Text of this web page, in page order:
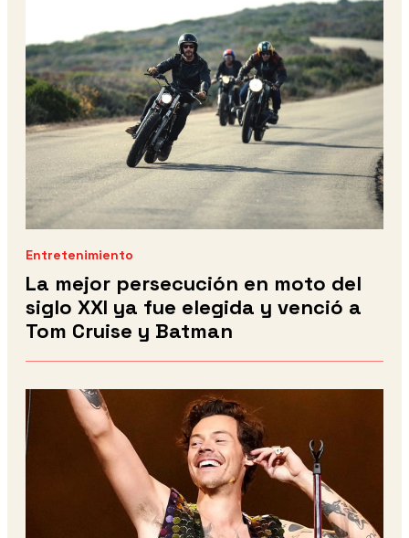
Entretenimiento
La mejor persecución en moto del
siglo XXI ya fue elegida y venció a
Tom Cruise y Batman